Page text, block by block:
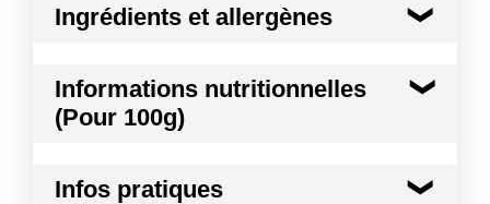
Ingrédients et allergènes
Viande de porc 72%, eau, viande de bœuf 8%,
amidon de pomme de terre, sel, protéines de soja,
stabilisants : E450, exhausteur de gout : E621,
E300, plantes aromatiques, conservateur : E250.
Informations nutritionnelles
(Pour 100g)
Infos pratiques